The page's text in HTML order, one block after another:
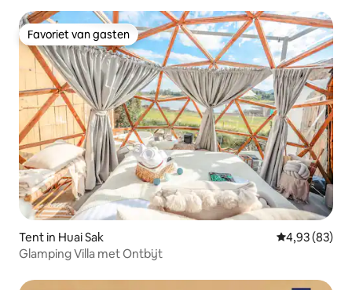
Favoriet van gasten
Favoriet van gasten
Tent in Huai Sak Gemiddelde
4,93 (83)
Glamping Villa met Ontbijt